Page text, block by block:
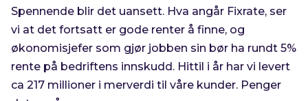
Spennende blir det uansett. Hva angår Fixrate, ser
vi at det fortsatt er gode renter å finne, og
økonomisjefer som gjør jobben sin bør ha rundt 5%
rente på bedriftens innskudd. Hittil i år har vi levert
ca 217 millioner i merverdi til våre kunder. Penger